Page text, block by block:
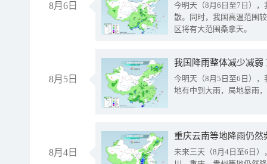
8月6日
今明天（8月6日至7日）
散。同时，我国高温范围
区将有大范围桑拿天。
8月5日
我国降雨整体减少减弱
今明天（8月5日至6日）
地有中到大雨，局地暴雨
8月4日
重庆云南等地降雨仍然
未来三天（8月4日至6日